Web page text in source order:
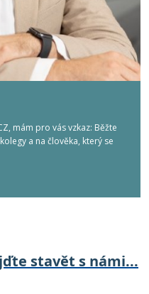
mám pro vás vzkaz: Běžte
a na člověka, který se
stavět s námi...